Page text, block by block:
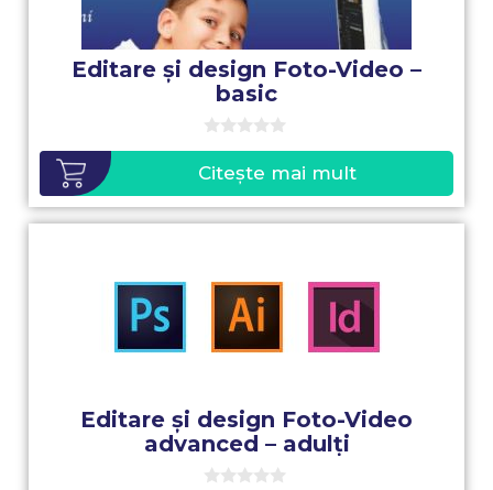
Editare și design Foto-Video –
basic
0
o
u
t
o
f
Citește mai mult
Editare și design Foto-Video
advanced – adulți